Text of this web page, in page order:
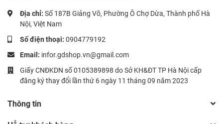
Địa chỉ: Số 187B Giảng Võ, Phường Ô Chợ Dừa, Thành phố Hà
Nội, Việt Nam
Số điện thoại: 0904779192
Email: infor.gdshop.vn@gmail.com
Giấy CNĐKDN số 0105389898 do Sở KH&ĐT TP Hà Nội cấp
đăng ký thay đổi lần thứ 6 ngày 11 tháng 09 năm 2023
Thông tin